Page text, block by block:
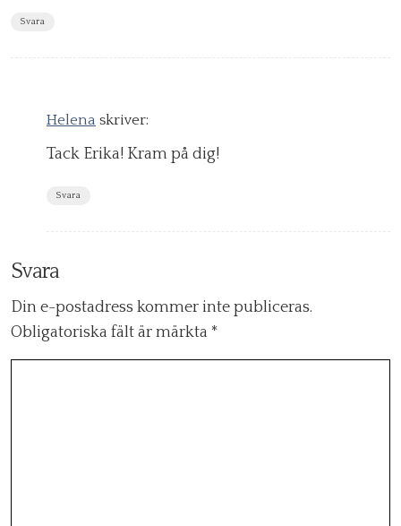
Svara
Helena skriver:
Tack Erika! Kram på dig!
Svara
Svara
Din e-postadress kommer inte publiceras.
Obligatoriska fält är märkta *